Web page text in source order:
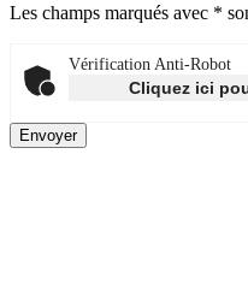
Les champs marqués avec *
Vérification Anti-Robot
Cliquez ici
Envoyer